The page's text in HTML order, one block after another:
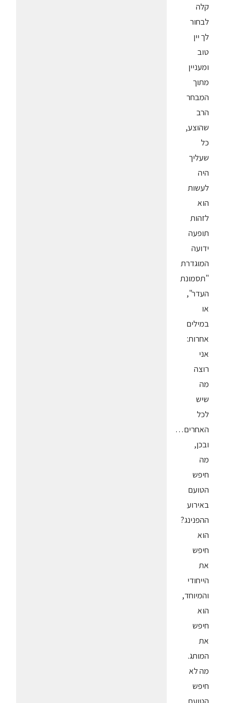
קלה
לבחור
לך יין
טוב
ומעניין
מתוך
המבחר
הרב
שהוצע,
כל
שעליך
היה
לעשות
הוא
לזהות
תופעה
ידועה
המוגדרת
"תסמונת
העדר",
או
במילים
אחרות:
אני
רוצה
מה
שיש
לכל
האחרים…
ובכן,
מה
חיפש
הטועם
באירוע
ההפנינג?
הוא
חיפש
את
הייחודי
והמיוחד,
הוא
חיפש
את
המותג.
מה לא
חיפש